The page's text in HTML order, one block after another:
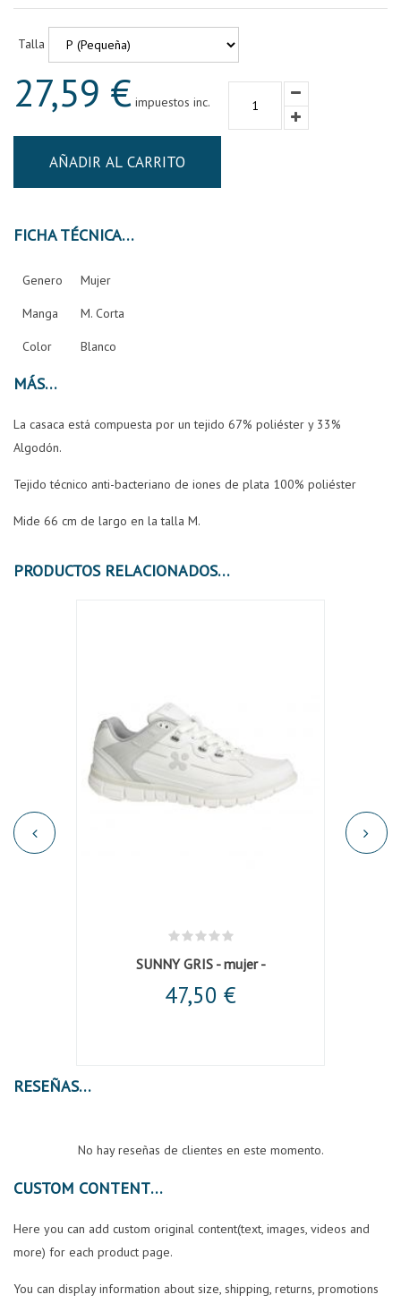
Talla
27,59 € impuestos inc.
AÑADIR AL CARRITO
FICHA TÉCNICA
Genero Mujer
Manga M. Corta
Color Blanco
MÁS
La casaca está compuesta por un tejido 67% poliéster y 33%
Algodón.
Tejido técnico anti-bacteriano de iones de plata 100% poliéster
Mide 66 cm de largo en la talla M.
PRODUCTOS RELACIONADOS
SUNNY GRIS - mujer -
47,50 €
RESEÑAS
No hay reseñas de clientes en este momento.
CUSTOM CONTENT
Here you can add custom original content(text, images, videos and
more) for each product page.
You can display information about size, shipping, returns, promotions